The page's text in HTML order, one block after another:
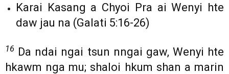
Karai Kasang a Chyoi Pra ai Wenyi hte
daw jau na (Galati 5:16-26)
16 Da ndai ngai tsun nngai gaw, Wenyi hte
hkawm nga mu; shaloi hkum shan a marin